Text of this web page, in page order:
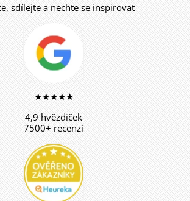
sdílejte a nechte se inspirovat
★★★★★
4,9 hvězdiček
7500+ recenzí